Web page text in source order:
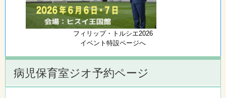
フィリップ・トルシエ2026
イベント特設ページへ
病児保育室ジオ予約ページ